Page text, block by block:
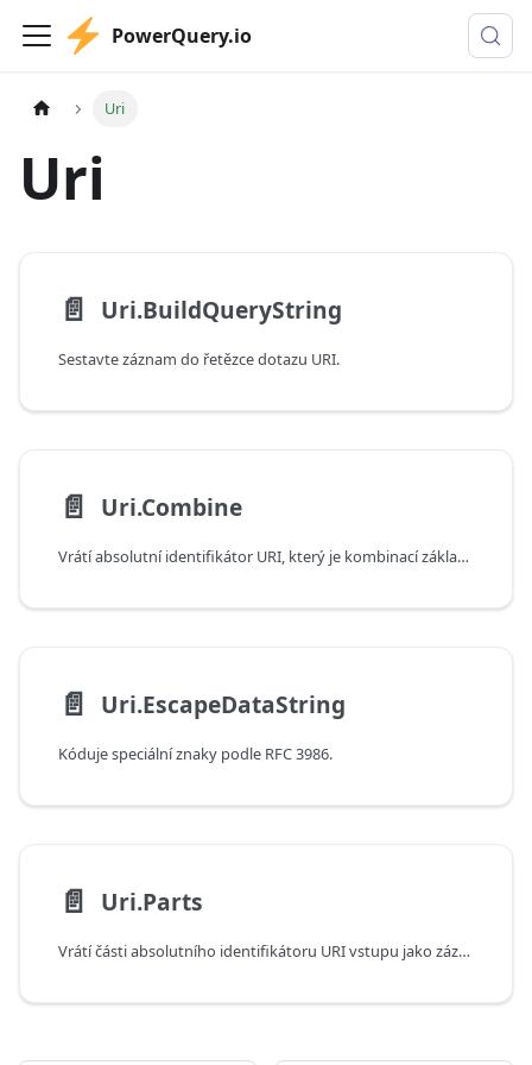
PowerQuery.io
Uri
Uri
📄️ Uri.BuildQueryString
Sestavte záznam do řetězce dotazu URI.
📄️ Uri.Combine
Vrátí absolutní identifikátor URI, který je kombinací základního identifikátoru URI vstupu a relativního identifikátoru URI.
📄️ Uri.EscapeDataString
Kóduje speciální znaky podle RFC 3986.
📄️ Uri.Parts
Vrátí části absolutního identifikátoru URI vstupu jako záznam.